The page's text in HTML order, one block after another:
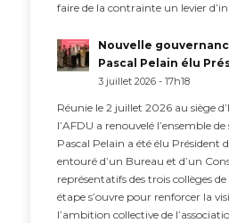
faire de la contrainte un levier
Nouvelle
Pascal Pelain élu
3 juillet 2026 - 17h18
Réunie le 2 juillet 2026 au siège
l’AFDU a renouvelé l’ensemble
Pascal Pelain a été élu Président
entouré d’un Bureau et d’un
représentatifs des trois collèges
étape s’ouvre pour renforcer la
l’ambition collective de